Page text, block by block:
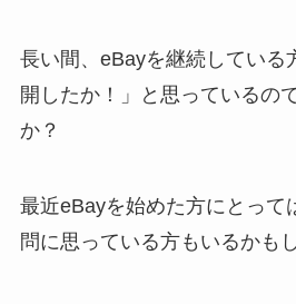
長い間、eBayを継続している
開したか！」と思っているの
か？
最近eBayを始めた方にとって
問に思っている方もいるかも